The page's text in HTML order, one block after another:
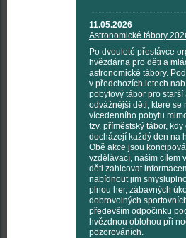
11.05.2026
Astronomické tábory
Po dvouleté přestávce
hvězdárna pro děti a
astronomické tábory.
v předchozích letech
pobytový tábor pro starší
odvážnější děti, které se
vícedenního pobytu
tzv. příměstský tábor, kdy
docházejí každý den na
Obě akce jsou
vzdělávací, naším cílem
děti zahlcovat
nabídnout jim
plnou her, zábavných
dobrovolných
především odpočinku
hvězdnou oblohou při
pozorováních.